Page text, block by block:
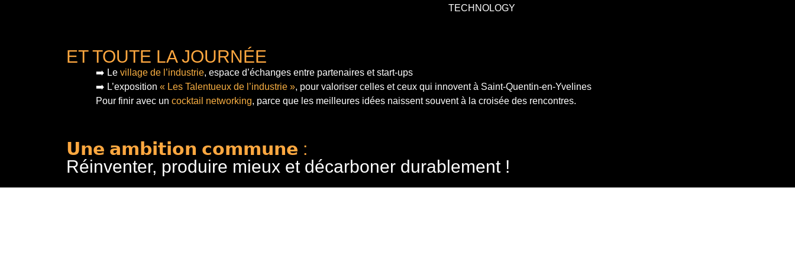
TECHNOLOGY
ET TOUTE LA JOURNÉE
➡️ Le village de l’industrie, espace d’échanges entre partenaires et start-ups
➡️ L’exposition « Les Talentueux de l’industrie », pour valoriser celles et ceux qui innovent à Saint-Quentin-en-Yvelines
Pour finir avec un cocktail networking, parce que les meilleures idées naissent souvent à la croisée des rencontres.
𝗨𝗻𝗲 𝗮𝗺𝗯𝗶𝘁𝗶𝗼𝗻 𝗰𝗼𝗺𝗺𝘂𝗻𝗲 :
Réinventer, produire mieux et décarboner durablement !